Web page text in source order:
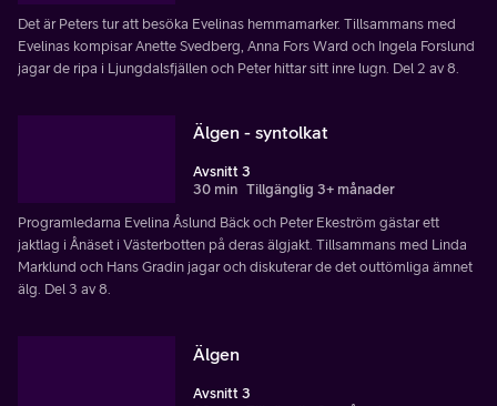
Det är Peters tur att besöka Evelinas hemmamarker. Tillsammans med
Evelinas kompisar Anette Svedberg, Anna Fors Ward och Ingela Forslund
jagar de ripa i Ljungdalsfjällen och Peter hittar sitt inre lugn. Del 2 av 8.
Älgen - syntolkat
Avsnitt 3
30 min Tillgänglig 3+ månader
Programledarna Evelina Åslund Bäck och Peter Ekeström gästar ett
jaktlag i Ånäset i Västerbotten på deras älgjakt. Tillsammans med Linda
Marklund och Hans Gradin jagar och diskuterar de det outtömliga ämnet
älg. Del 3 av 8.
Älgen
Avsnitt 3